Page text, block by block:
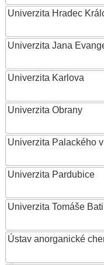
Univerzita Hradec
Univerzita Jana
Univerzita Karlova
Univerzita Obrany
Univerzita Palackého
Univerzita Pardubice
Univerzita Tomáše
Ústav anorganické